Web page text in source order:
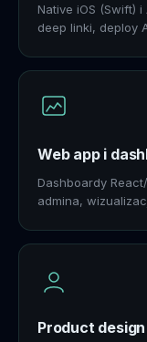
Native iOS (Swift)
deep linki, deploy
Web app i
Dashboardy
admina,
Product design